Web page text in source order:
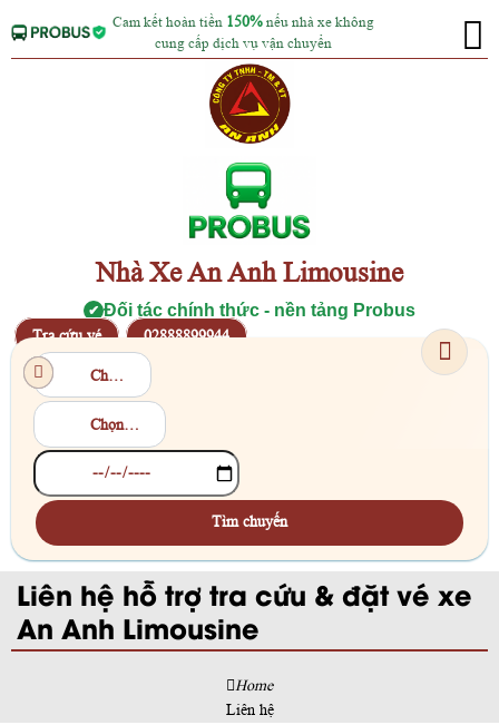
Cam kết hoàn tiền 150% nếu nhà xe không
cung cấp dịch vụ vận chuyển
Nhà Xe An Anh Limousine
✔ Đối tác chính thức - nền tảng Probus
Tra cứu vé 02888899944
Chọn điểm đi
Chọn điểm đến
Tìm chuyến
Liên hệ hỗ trợ tra cứu & đặt vé xe
An Anh Limousine
Home
Liên hệ